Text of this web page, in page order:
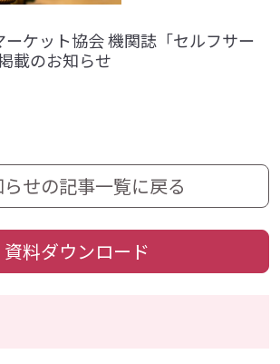
ケット協会 機関誌「セルフサー
載のお知らせ
らせの記事一覧に戻る
資料ダウンロード